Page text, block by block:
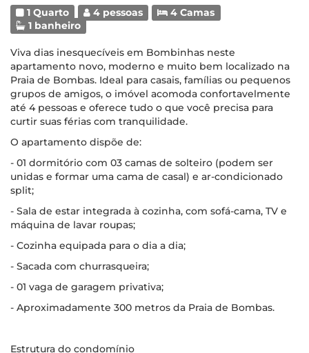
1 Quarto 4 pessoas
4 Camas
1 banheiro
Viva dias inesquecíveis em Bombinhas neste
apartamento novo, moderno e muito bem localizado na
Praia de Bombas. Ideal para casais, famílias ou pequenos
grupos de amigos, o imóvel acomoda confortavelmente
até 4 pessoas e oferece tudo o que você precisa para
curtir suas férias com tranquilidade.
O apartamento dispõe de:
- 01 dormitório com 03 camas de solteiro (podem ser
unidas e formar uma cama de casal) e ar-condicionado
split;
- Sala de estar integrada à cozinha, com sofá-cama, TV e
máquina de lavar roupas;
- Cozinha equipada para o dia a dia;
- Sacada com churrasqueira;
- 01 vaga de garagem privativa;
- Aproximadamente 300 metros da Praia de Bombas.
Estrutura do condomínio